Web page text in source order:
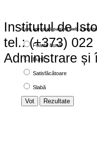
Cum apreciaţi pagina web a
Foarte bună
Bună
Satisfăcătoare
Slabă
Institutul de
tel.: (+373)
Administrare și